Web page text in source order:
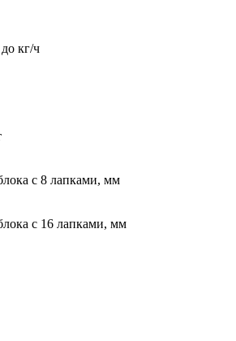
кг/ч
с 8 лапками, мм
с 16 лапками, мм